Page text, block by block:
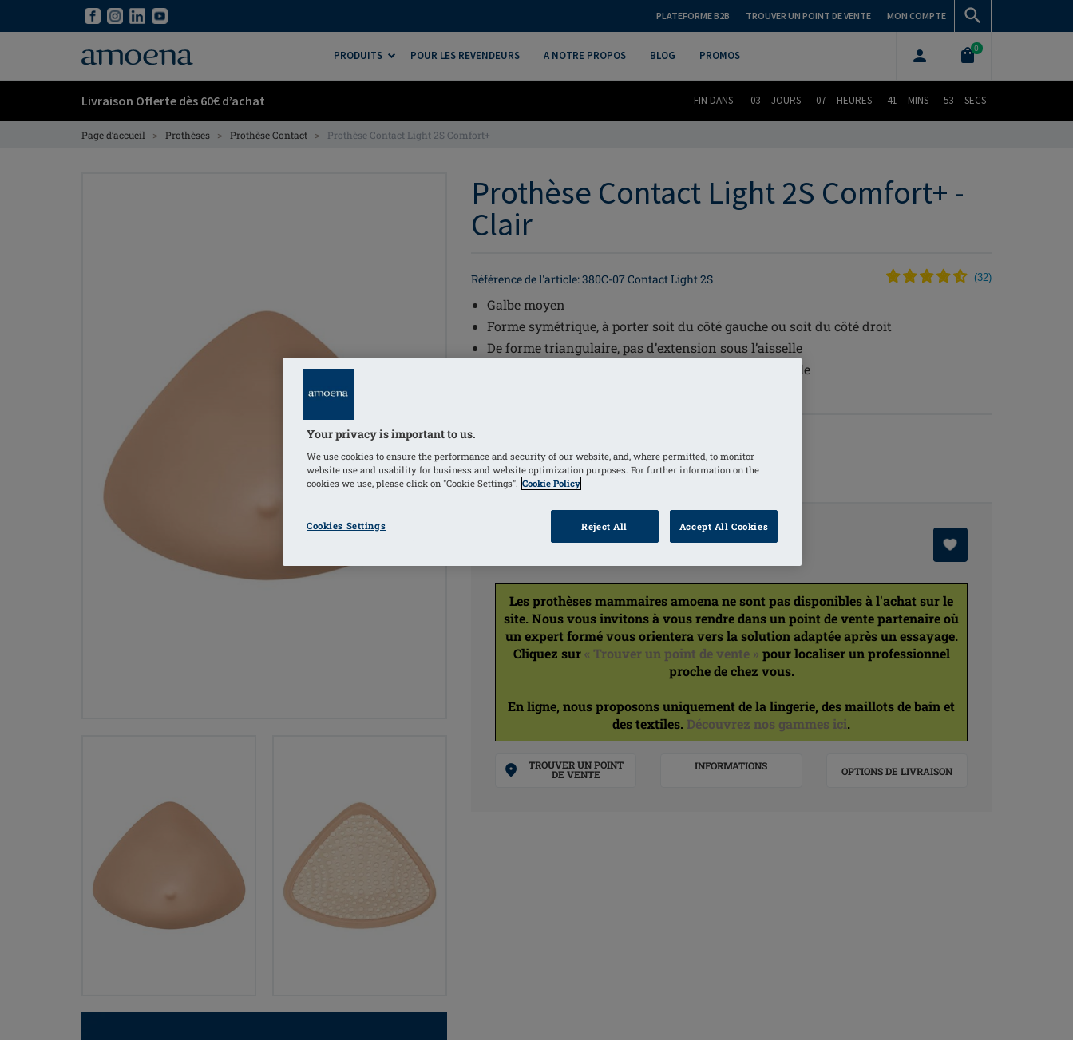
PLATEFORME B2B TROUVER UN POINT DE VENTE MON COMPTE
PRODUITS POUR LES REVENDEURS A NOTRE PROPOS BLOG PROMOS
0
Livraison Offerte dès 60€ d’achat FIN DANS 03 JOURS 07 HEURES 41 MINS 52 SECS
Page d’accueil > Prothèses > Prothèse Contact > Prothèse Contact Light 2S Comfort+
Prothèse Contact Light 2S Comfort+ -
Clair
Référence de l'article: 380C-07 Contact Light 2S (32)
Galbe moyen
Forme symétrique, à porter soit du côté gauche ou soit du côté droit
De forme triangulaire, pas d’extension sous l’aisselle
Adhère directement à la peau pour une sécurité totale
COULEURS
Clair(Sélectionné)
Les prothèses mammaires amoena ne sont pas disponibles à l'achat sur le
site. Nous vous invitons à vous rendre dans un point de vente partenaire où
un expert formé vous orientera vers la solution adaptée après un essayage.
Cliquez sur« Trouver un point de vente » pour localiser un professionnel
proche de chez vous.
En ligne, nous proposons uniquement de la lingerie, des maillots de bain et
des textiles. Découvrez nos gammes ici.
TROUVER UN POINT
DE VENTE
INFORMATIONS OPTIONS DE LIVRAISON
Your privacy is important to us.
We use cookies to ensure the performance and security of our website, and, where permitted, to monitor
website use and usability for business and website optimization purposes. For further information on the
cookies we use, please click on "Cookie Settings". Cookie Policy
Cookies Settings Reject All Accept All Cookies